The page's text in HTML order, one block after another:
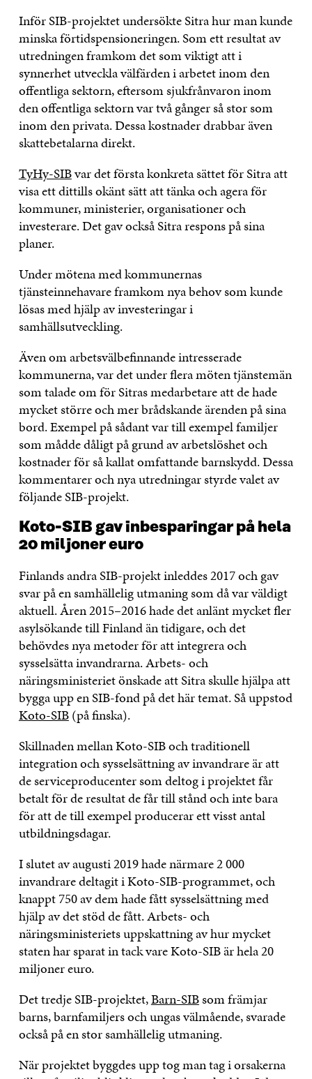
Inför SIB-projektet undersökte Sitra hur man kunde
minska förtidspensioneringen. Som ett resultat av
utredningen framkom det som viktigt att i
synnerhet utveckla välfärden i arbetet inom den
offentliga sektorn, eftersom sjukfrånvaron inom
den offentliga sektorn var två gånger så stor som
inom den privata. Dessa kostnader drabbar även
skattebetalarna direkt.
TyHy-SIBvar det första konkreta sättet för Sitra att
visa ett dittills okänt sätt att tänka och agera för
kommuner, ministerier, organisationer och
investerare. Det gav också Sitra respons på sina
planer.
Under mötena med kommunernas
tjänsteinnehavare framkom nya behov som kunde
lösas med hjälp av investeringar i
samhällsutveckling.
Även om arbetsvälbefinnande intresserade
kommunerna, var det under flera möten tjänstemän
som talade om för Sitras medarbetare att de hade
mycket större och mer brådskande ärenden på sina
bord. Exempel på sådant var till exempel familjer
som mådde dåligt på grund av arbetslöshet och
kostnader för så kallat omfattande barnskydd. Dessa
kommentarer och nya utredningar styrde valet av
följande SIB-projekt.
Koto-SIB gav inbesparingar på hela
20 miljoner euro
Finlands andra SIB-projekt inleddes 2017 och gav
svar på en samhällelig utmaning som då var väldigt
aktuell. Åren 2015–2016 hade det anlänt mycket fler
asylsökande till Finland än tidigare, och det
behövdes nya metoder för att integrera och
sysselsätta invandrarna. Arbets- och
näringsministeriet önskade att Sitra skulle hjälpa att
bygga upp en SIB-fond på det här temat. Så uppstod
Koto-SIB(på finska).
Skillnaden mellan Koto-SIB och traditionell
integration och sysselsättning av invandrare är att
de serviceproducenter som deltog i projektet får
betalt för de resultat de får till stånd och inte bara
för att de till exempel producerar ett visst antal
utbildningsdagar.
I slutet av augusti 2019 hade närmare 2 000
invandrare deltagit i Koto-SIB-programmet, och
knappt 750 av dem hade fått sysselsättning med
hjälp av det stöd de fått. Arbets- och
näringsministeriets uppskattning av hur mycket
staten har sparat in tack vare Koto-SIB är hela 20
miljoner euro.
Det tredje SIB-projektet,Barn-SIBsom främjar
barns, barnfamiljers och ungas välmående, svarade
också på en stor samhällelig utmaning.
När projektet byggdes upp tog man tag i orsakerna